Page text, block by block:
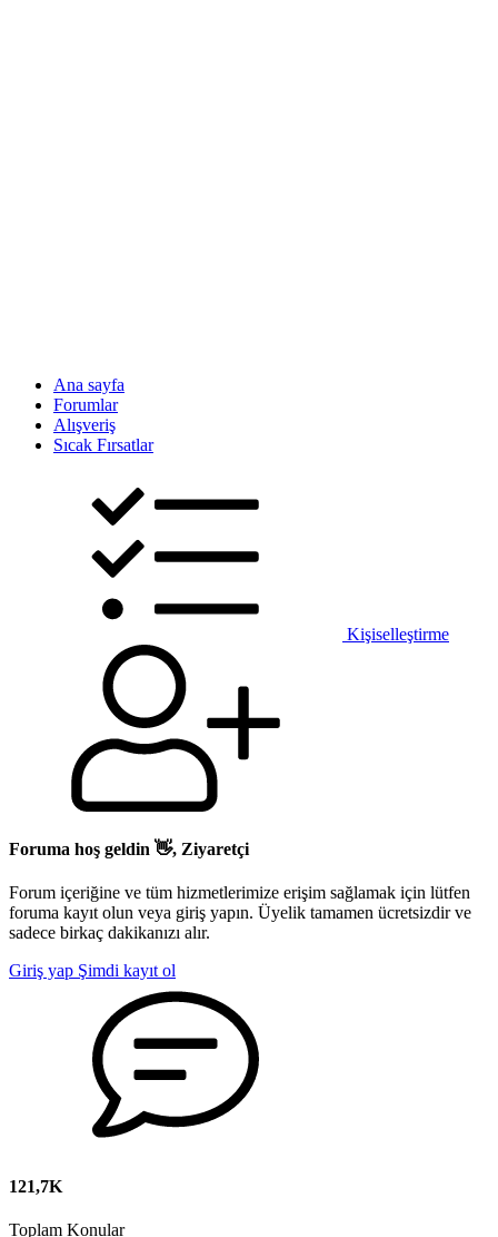
Ana sayfa
Forumlar
Alışveriş
Sıcak Fırsatlar
Kişiselleştirme
Foruma hoş geldin 👋, Ziyaretçi
Forum içeriğine ve tüm hizmetlerimize erişim sağlamak için lütfen
foruma kayıt olun veya giriş yapın. Üyelik tamamen ücretsizdir ve
sadece birkaç dakikanızı alır.
Giriş yap Şimdi kayıt ol
121,7K
Toplam Konular